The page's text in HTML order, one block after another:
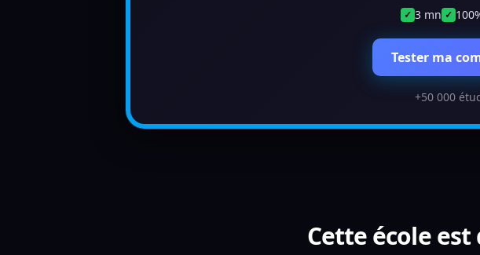
✓ 3 mn ✓
Tester ma
+50 000
Cette école est